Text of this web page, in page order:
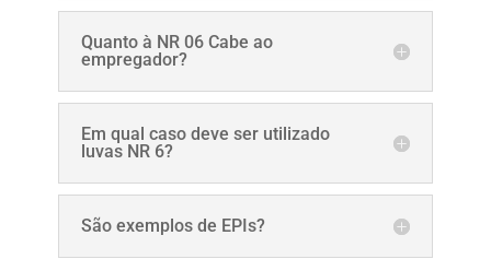
Quanto à NR 06 Cabe ao
empregador?
Em qual caso deve ser utilizado
luvas NR 6?
São exemplos de EPIs?